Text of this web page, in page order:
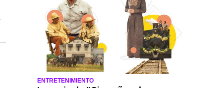
ENTRETENIMIENTO